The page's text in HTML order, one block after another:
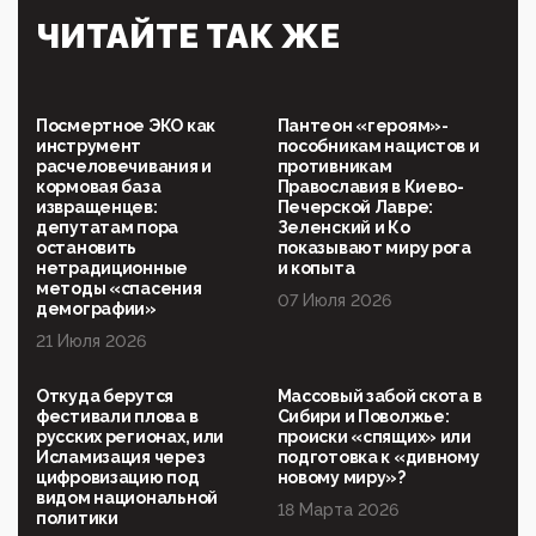
Симулякр патриотизма и благолепия:
профилактика негатива среди молодежи снова
120 лет парламентаризма: как институт
народовластия превратился в «чего изволите» для
Правительства и АП
06:29, 15 Апреля 2026
Социальный фонд России – пионер жесткого
внедрения цифроконцлагеря: работников СФР по
всей стране принуждают ставить MAX ID под
угрозой увольнения
10:02, 10 Апреля 2026
Президент РАН Красников о том, что родители в
ребенка:"...
09:07, 10 Апреля 2026
Ачто, так можно было?Стоило России хоть капельку
показать зубы, отправивроссийский фрегат
Адмир...
05:52, 10 Апреля 2026
ЧИТАЙТЕ ТАК ЖЕ
Посмертное ЭКО как
инструмент
расчеловечивания и
кормовая база
извращенцев:
депутатам пора
остановить
нетрадиционные
методы «спасения
демографии»
21 Июля 2026
Пантеон «героям»-
пособникам нацистов и
противникам
Православия в Киево-
Печерской Лавре:
Зеленский и Ко
показывают миру рога
и копыта
07 Июля 2026
Откуда берутся
фестивали плова в
русских регионах, или
Исламизация через
цифровизацию под
видом национальной
политики
Массовый забой скота в
Сибири и Поволжье:
происки «спящих» или
подготовка к «дивному
новому миру»?
18 Марта 2026